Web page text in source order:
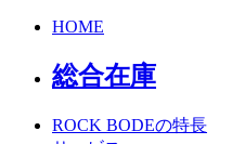
HOME
総合在庫
ROCK BODEの特長